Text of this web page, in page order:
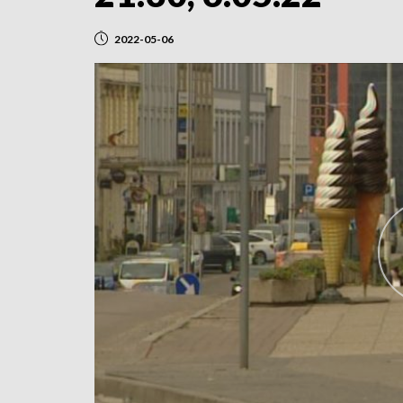
2022-05-06